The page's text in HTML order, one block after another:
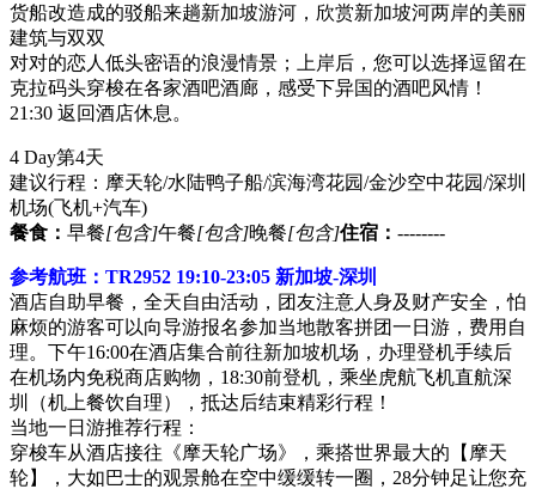
货船改造成的驳船来趟新加坡游河，欣赏新加坡河两岸的美丽
建筑与双双
对对的恋人低头密语的浪漫情景；上岸后，您可以选择逗留在
克拉码头穿梭在各家酒吧酒廊，感受下异国的酒吧风情！
21:30 返回酒店休息。
4 Day第4天
建议行程：摩天轮/水陆鸭子船/滨海湾花园/金沙空中花园/深圳
机场(飞机+汽车)
餐食： 早餐[包含]午餐[包含]晚餐[包含]住宿： --------
参考航班：TR2952 19:10-23:05 新加坡-深圳
酒店自助早餐，全天自由活动，团友注意人身及财产安全，怕
麻烦的游客可以向导游报名参加当地散客拼团一日游，费用自
理。下午16:00在酒店集合前往新加坡机场，办理登机手续后
在机场内免税商店购物，18:30前登机，乘坐虎航飞机直航深
圳（机上餐饮自理），抵达后结束精彩行程！
当地一日游推荐行程：
穿梭车从酒店接往《摩天轮广场》，乘搭世界最大的【摩天
轮】，大如巴士的观景舱在空中缓缓转一圈，28分钟足让您充